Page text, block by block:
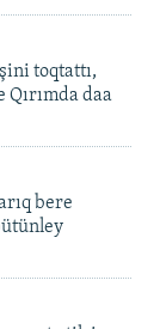
toqtattı,
daa
bere